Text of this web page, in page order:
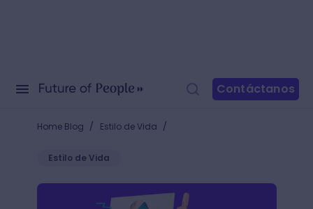
Contáctanos
Home Blog / Estilo de Vida /
Estilo de Vida
Aprende cómo hacer un atril casero fácil y rápido